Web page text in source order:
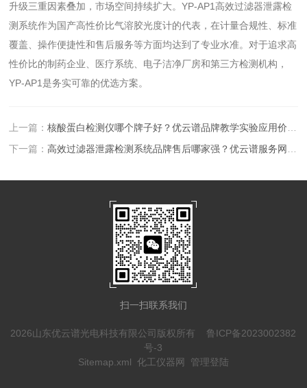
升级三重因素叠加，市场空间持续扩大。YP-AP1高效过滤器泄露检
测系统作为国产高性价比气溶胶光度计的代表，在计量合规性、标准
覆盖、操作便捷性和售后服务等方面均达到了专业水准。对于追求高
性价比的制药企业、医疗系统、电子洁净厂房和第三方检测机构，
YP-AP1是务实可靠的优选方案。
上一篇：核酸蛋白检测仪哪个牌子好？优云谱品牌教学实验应用价值深度剖析
下一篇：高效过滤器泄露检测系统品牌售后哪家强？优云谱服务网点+配件供应解析
扫一扫联系我们
2026山东优云谱光电科技有限公司版权所有 鲁ICP备2023002382
号-3
Sitemap.xml 化工仪器网 管理登陆